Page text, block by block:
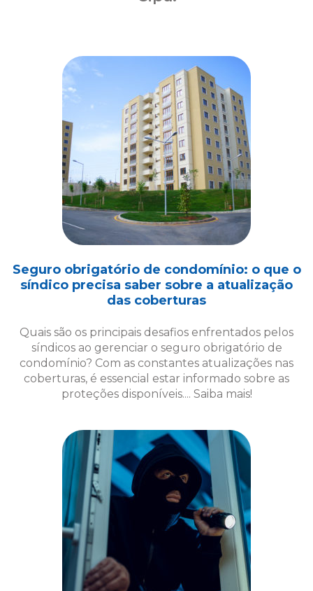
Seguro obrigatório de condomínio: o que o
síndico precisa saber sobre a atualização
das coberturas
Quais são os principais desafios enfrentados pelos
síndicos ao gerenciar o seguro obrigatório de
condomínio? Com as constantes atualizações nas
coberturas, é essencial estar informado sobre as
proteções disponíveis.... Saiba mais!